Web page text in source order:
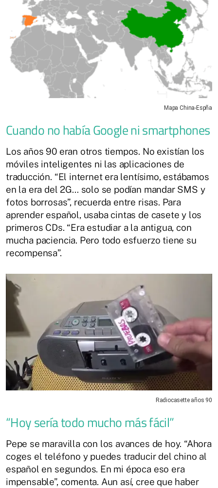
Mapa China-Espña
Cuando no había Google ni smartphones
Los años 90 eran otros tiempos. No existían los
móviles inteligentes ni las aplicaciones de
traducción. “El internet era lentísimo, estábamos
en la era del 2G… solo se podían mandar SMS y
fotos borrosas”, recuerda entre risas. Para
aprender español, usaba cintas de casete y los
primeros CDs. “Era estudiar a la antigua, con
mucha paciencia. Pero todo esfuerzo tiene su
recompensa”.
Radiocasette años 90
“Hoy sería todo mucho más fácil”
Pepe se maravilla con los avances de hoy. “Ahora
coges el teléfono y puedes traducir del chino al
español en segundos. En mi época eso era
impensable”, comenta. Aun así, cree que haber